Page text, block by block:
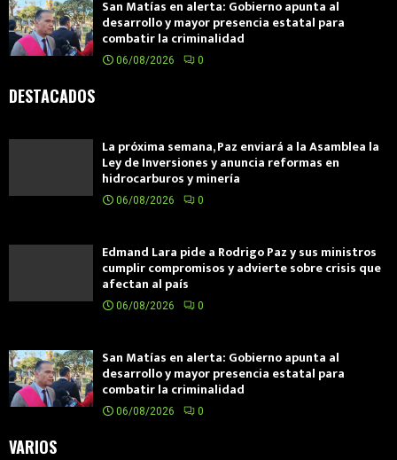
San Matías en alerta: Gobierno apunta al
desarrollo y mayor presencia estatal para
combatir la criminalidad
06/08/2026 0
DESTACADOS
La próxima semana, Paz enviará a la Asamblea la
Ley de Inversiones y anuncia reformas en
hidrocarburos y minería
06/08/2026 0
Edmand Lara pide a Rodrigo Paz y sus ministros
cumplir compromisos y advierte sobre crisis que
afectan al país
06/08/2026 0
San Matías en alerta: Gobierno apunta al
desarrollo y mayor presencia estatal para
combatir la criminalidad
06/08/2026 0
VARIOS